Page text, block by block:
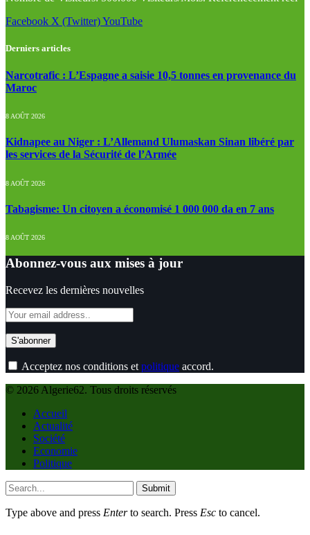
Facebook X (Twitter)YouTube
Derniers articles
Narcotrafic : L’Espagne a saisie 10,5 tonnes en provenance du
Maroc
8 AOÛT 2026
Kidnapee au Niger : L’Allemand Ulumaskan Sinan libéré par
les services de la Sécurité de l’Armée
8 AOÛT 2026
Tabagisme: Un citoyen a économisé 1 000 000 da en 7 ans
8 AOÛT 2026
Abonnez-vous aux mises à jour
Recevez les dernières nouvelles
Acceptez nos conditions et politique accord.
© 2026 Algerie62. Tous droits réservés
Accueil
Actualité
Société
Economie
Politique
Submit
Type above and press Enterto search. Press Esc to cancel.